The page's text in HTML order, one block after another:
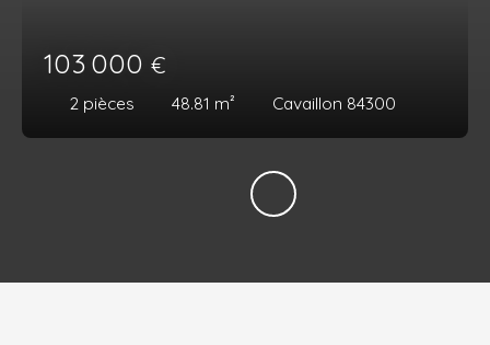
103 000 €
2 pièces 48.81 m² Cavaillon 84300